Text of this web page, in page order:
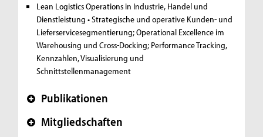
Lean Logistics Operations in Industrie, Handel und
Dienstleistung • Strategische und operative Kunden- und
Lieferservicesegmentierung; Operational Excellence im
Warehousing und Cross-Docking; Performance Tracking,
Kennzahlen, Visualisierung und
Schnittstellenmanagement
+ Publikationen
+ Mitgliedschaften